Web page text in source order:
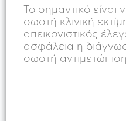
Το σημαντικό είναι
σωστή κλινική
απεικονιστικός
ασφάλεια η
σωστή